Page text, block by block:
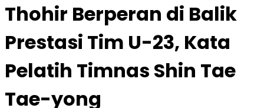
Thohir Berperan di Balik
Prestasi Tim U-23, Kata
Pelatih Timnas Shin Tae
Tae-yong